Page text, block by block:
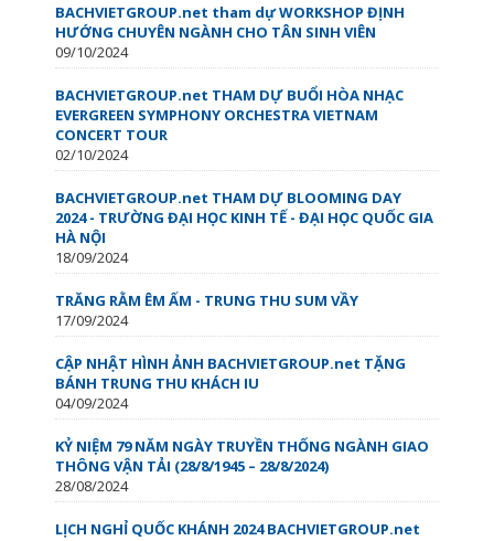
BACHVIETGROUP.net tham dự WORKSHOP ĐỊNH
HƯỚNG CHUYÊN NGÀNH CHO TÂN SINH VIÊN
09/10/2024
BACHVIETGROUP.net THAM DỰ BUỔI HÒA NHẠC
EVERGREEN SYMPHONY ORCHESTRA VIETNAM
CONCERT TOUR
02/10/2024
BACHVIETGROUP.net THAM DỰ BLOOMING DAY
2024 - TRƯỜNG ĐẠI HỌC KINH TẾ - ĐẠI HỌC QUỐC GIA
HÀ NỘI
18/09/2024
TRĂNG RẰM ÊM ẤM - TRUNG THU SUM VẦY
17/09/2024
CẬP NHẬT HÌNH ẢNH BACHVIETGROUP.net TẶNG
BÁNH TRUNG THU KHÁCH IU
04/09/2024
KỶ NIỆM 79 NĂM NGÀY TRUYỀN THỐNG NGÀNH GIAO
THÔNG VẬN TẢI (28/8/1945 – 28/8/2024)
28/08/2024
LỊCH NGHỈ QUỐC KHÁNH 2024 BACHVIETGROUP.net